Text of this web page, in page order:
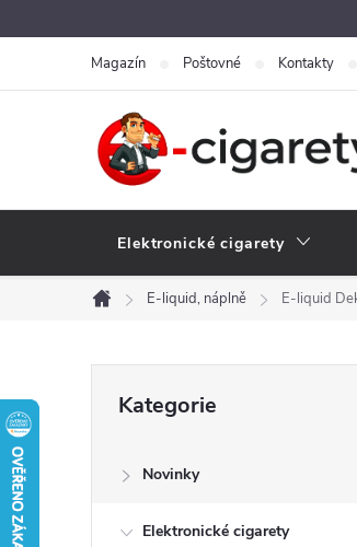
na
Magazín Poštovné Kontakty
Elektronické cigarety
Domů
E-liquid, náplně E-liquid
kategorie
Kategorie
Novinky
Elektronické cigarety